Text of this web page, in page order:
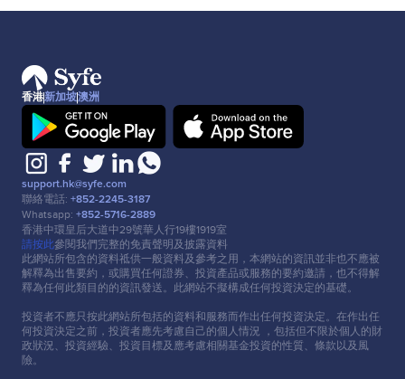
香港新加坡澳洲
support.hk@syfe.com
聯絡電話: +852-2245-3187
Whatsapp: +852-5716-2889
香港中環皇后⼤道中29號華⼈⾏19樓1919室
請按此參閱我們完整的免責聲明及披露資料
此網站所包含的資料祗供⼀般資料及參考之⽤，本網站的資訊並非也不應被
解釋為出售要約，或購買任何證券、投資產品或服務的要約邀請，也不得解
釋為任何此類⽬的的資訊發送。此網站不擬構成任何投資決定的基礎。
投資者不應只按此網站所包括的資料和服務⽽作出任何投資決定。在作出任
何投資決定之前，投資者應先考慮⾃⼰的個⼈情況 ，包括但不限於個⼈的財
政狀況、投資經驗、投資⽬標及應考慮相關基⾦投資的性質、條款以及風
險。